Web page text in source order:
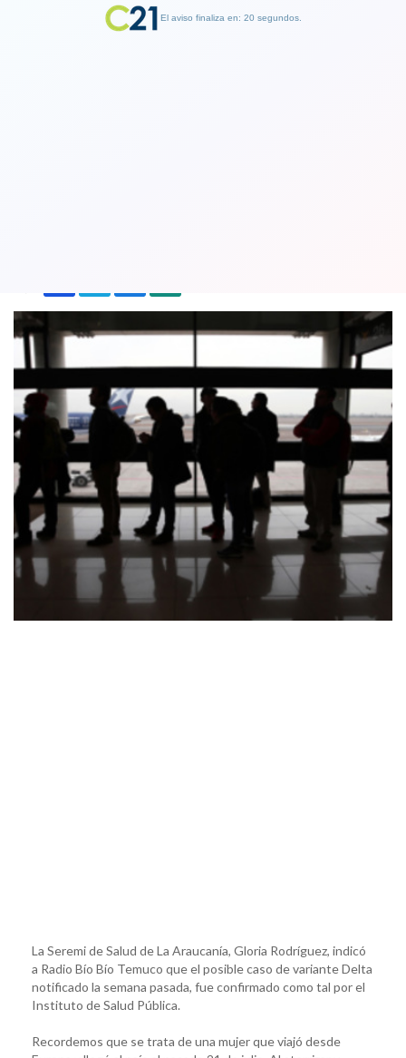
La Seremi de Salud de La Araucanía, Gloria Rodríguez, indicó
a Radio Bío Bío Temuco que el posible caso de variante Delta
notificado la semana pasada, fue confirmado como tal por el
Instituto de Salud Pública.
Recordemos que se trata de una mujer que viajó desde
El aviso finaliza en: 19 segundos.